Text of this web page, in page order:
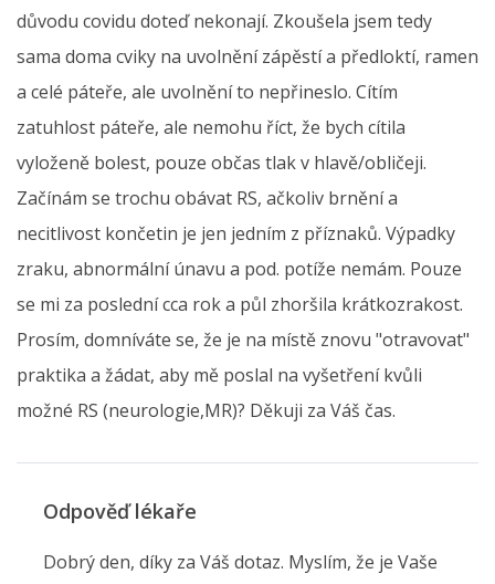
důvodu covidu doteď nekonají. Zkoušela jsem tedy
sama doma cviky na uvolnění zápěstí a předloktí, ramen
a celé páteře, ale uvolnění to nepřineslo. Cítím
zatuhlost páteře, ale nemohu říct, že bych cítila
vyloženě bolest, pouze občas tlak v hlavě/obličeji.
Začínám se trochu obávat RS, ačkoliv brnění a
necitlivost končetin je jen jedním z příznaků. Výpadky
zraku, abnormální únavu a pod. potíže nemám. Pouze
se mi za poslední cca rok a půl zhoršila krátkozrakost.
Prosím, domníváte se, že je na místě znovu "otravovat"
praktika a žádat, aby mě poslal na vyšetření kvůli
možné RS (neurologie,MR)? Děkuji za Váš čas.
Odpověď lékaře
Dobrý den, díky za Váš dotaz. Myslím, že je Vaše